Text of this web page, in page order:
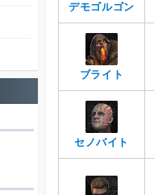
デモゴルゴン
ブライト
セノバイト